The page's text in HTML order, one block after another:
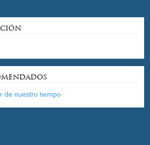
de nuestro tiempo